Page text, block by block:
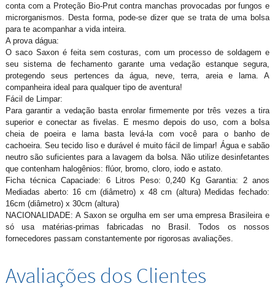
conta com a Proteção Bio-Prut contra manchas provocadas por fungos e
microrganismos. Desta forma, pode-se dizer que se trata de uma bolsa
para te acompanhar a vida inteira.
A prova dágua:
O saco Saxon é feita sem costuras, com um processo de soldagem e
seu sistema de fechamento garante uma vedação estanque segura,
protegendo seus pertences da água, neve, terra, areia e lama. A
companheira ideal para qualquer tipo de aventura!
Fácil de Limpar:
Para garantir a vedação basta enrolar firmemente por três vezes a tira
superior e conectar as fivelas. E mesmo depois do uso, com a bolsa
cheia de poeira e lama basta levá-la com você para o banho de
cachoeira. Seu tecido liso e durável é muito fácil de limpar! Água e sabão
neutro são suficientes para a lavagem da bolsa. Não utilize desinfetantes
que contenham halogênios: flúor, bromo, cloro, iodo e astato.
Ficha técnica Capaciade: 6 Litros Peso: 0,240 Kg Garantia: 2 anos
Mediadas aberto: 16 cm (diâmetro) x 48 cm (altura) Medidas fechado:
16cm (diâmetro) x 30cm (altura)
NACIONALIDADE: A Saxon se orgulha em ser uma empresa Brasileira e
só usa matérias-primas fabricadas no Brasil. Todos os nossos
fornecedores passam constantemente por rigorosas avaliações.
Avaliações dos Clientes